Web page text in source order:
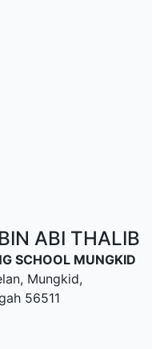
ABI THALIB
SCHOOL MUNGKID
Mungkid,
56511